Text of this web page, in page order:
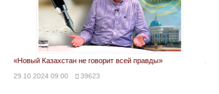
«Новый Казахстан не говорит всей правды»
29.10.2024 09:00 39623